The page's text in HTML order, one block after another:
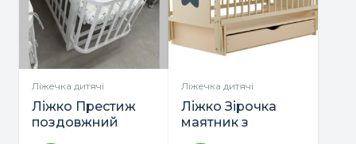
Параметри
можна
вибрати
сторінці
товару
Ліжечка дитячі
Ліжко Престиж
поздовжний
Ліжечка дитячі
Ліжко Зірочка
маятник з